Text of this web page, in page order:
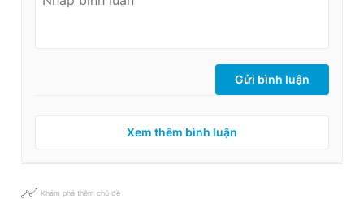
Gửi bình luận
Xem thêm bình luận
Khám phá thêm chủ đề